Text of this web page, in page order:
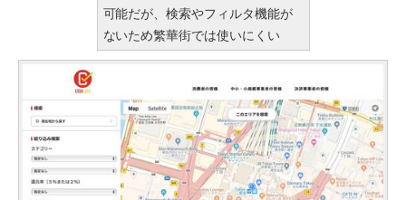
可能だが、検索やフィルタ機能が
ないため繁華街では使いにくい